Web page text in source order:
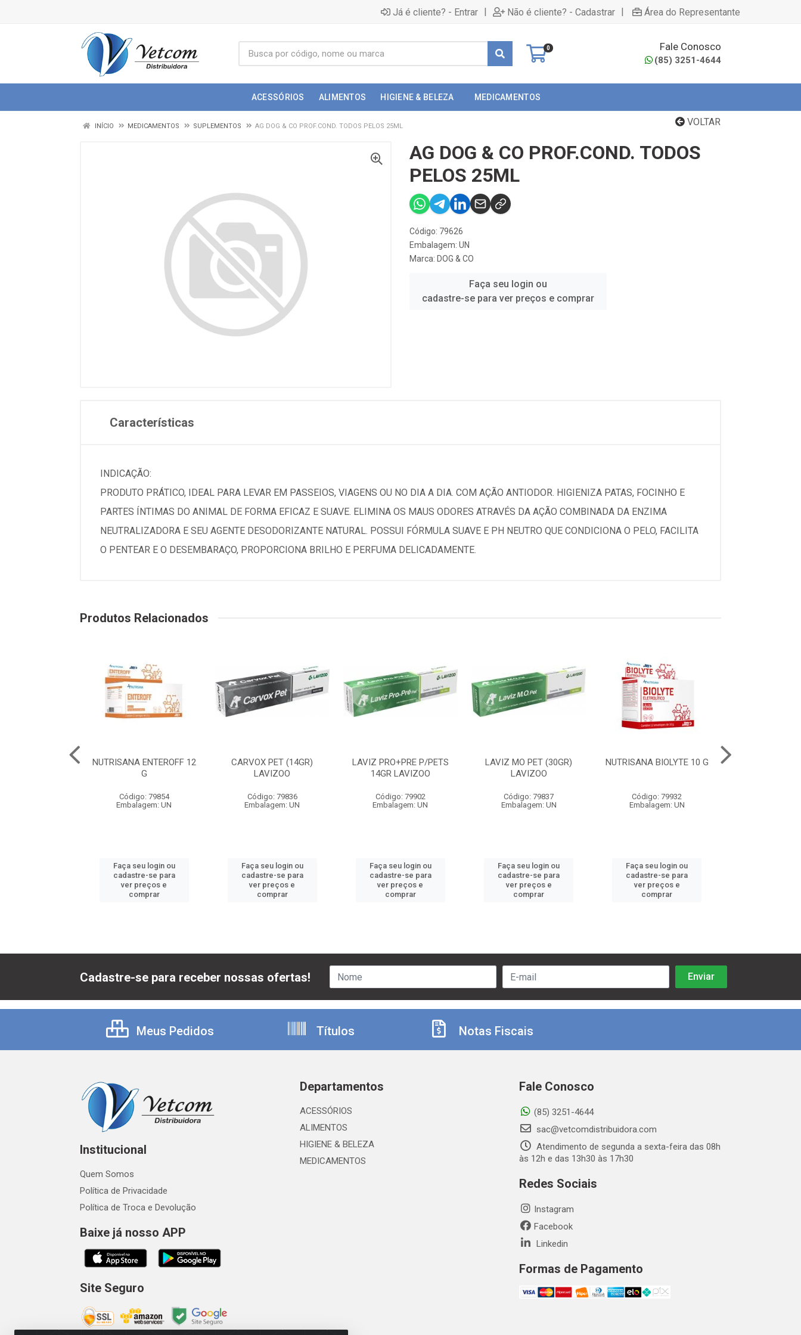
Já é cliente? - Entrar | Não é cliente? - Cadastrar | Área do Representante
0 Fale Conosco
(85) 3251-4644
ACESSÓRIOS ALIMENTOS HIGIENE & BELEZA MEDICAMENTOS
VOLTAR
INÍCIO MEDICAMENTOS SUPLEMENTOS AG DOG & CO PROF.COND. TODOS PELOS 25ML
AG DOG & CO PROF.COND. TODOS
PELOS 25ML
Código: 79626
Embalagem: UN
Marca: DOG & CO
Faça seu login ou
cadastre-se para ver preços e comprar
Características
INDICAÇÃO:
PRODUTO PRÁTICO, IDEAL PARA LEVAR EM PASSEIOS, VIAGENS OU NO DIA A DIA. COM AÇÃO ANTIODOR. HIGIENIZA PATAS, FOCINHO E
PARTES ÍNTIMAS DO ANIMAL DE FORMA EFICAZ E SUAVE. ELIMINA OS MAUS ODORES ATRAVÉS DA AÇÃO COMBINADA DA ENZIMA
NEUTRALIZADORA E SEU AGENTE DESODORIZANTE NATURAL. POSSUI FÓRMULA SUAVE E PH NEUTRO QUE CONDICIONA O PELO, FACILITA
O PENTEAR E O DESEMBARAÇO, PROPORCIONA BRILHO E PERFUMA DELICADAMENTE.
Produtos Relacionados
NUTRISANA ENTEROFF 12
G
Código: 79854
Embalagem: UN
Faça seu login ou
cadastre-se para
ver preços e
comprar
CARVOX PET (14GR)
LAVIZOO
Código: 79836
Embalagem: UN
Faça seu login ou
cadastre-se para
ver preços e
comprar
LAVIZ PRO+PRE P/PETS
14GR LAVIZOO
Código: 79902
Embalagem: UN
Faça seu login ou
cadastre-se para
ver preços e
comprar
LAVIZ MO PET (30GR)
LAVIZOO
Código: 79837
Embalagem: UN
Faça seu login ou
cadastre-se para
ver preços e
comprar
NUTRISANA BIOLYTE 10 G
Código: 79932
Embalagem: UN
Faça seu login ou
cadastre-se para
ver preços e
comprar
Cadastre-se para receber nossas ofertas!
Meus Pedidos Títulos Notas Fiscais
Institucional
Quem Somos
Política de Privacidade
Política de Troca e Devolução
Baixe já nosso APP
Site Seguro
Departamentos
ACESSÓRIOS
ALIMENTOS
HIGIENE & BELEZA
MEDICAMENTOS
Fale Conosco
(85) 3251-4644
sac@vetcomdistribuidora.com
Atendimento de segunda a sexta-feira das 08h
às 12h e das 13h30 às 17h30
Redes Sociais
Instagram
Facebook
Linkedin
Formas de Pagamento